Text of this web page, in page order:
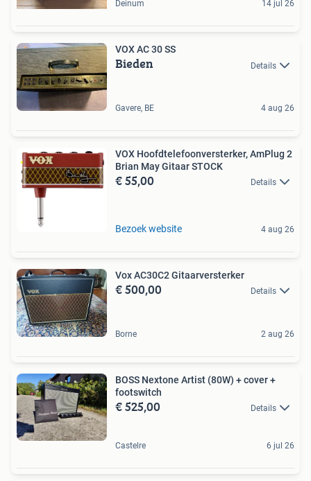
Deinum 14 jul 26
VOX AC 30 SS
Bieden Details
Gavere, BE 4 aug 26
VOX Hoofdtelefoonversterker, AmPlug 2
Brian May Gitaar STOCK
€ 55,00 Details
Bezoek website 4 aug 26
Vox AC30C2 Gitaarversterker
€ 500,00 Details
Borne 2 aug 26
BOSS Nextone Artist (80W) + cover +
footswitch
€ 525,00 Details
Castelre 6 jul 26